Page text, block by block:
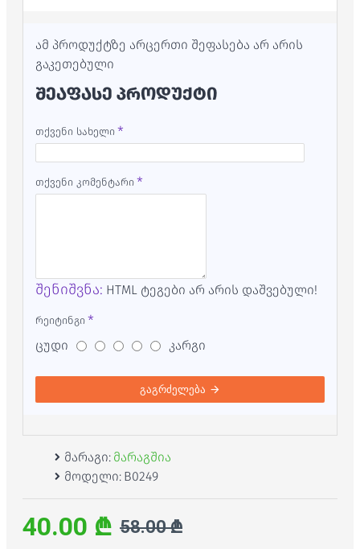
ამ პროდუქტზე არცერთი შეფასება არ არის
გაკეთებული
ᲨᲔᲐᲤᲐᲡᲔ ᲞᲠᲝᲓᲣᲥᲢᲘ
თქვენი სახელი
თქვენი კომენტარი
შენიშვნა: HTML ტეგები არ არის დაშვებული!
რეიტინგი
ცუდი კარგი
გაგრძელება
მარაგი: მარაგშია
მოდელი: B0249
40.00 ₾ 58.00 ₾